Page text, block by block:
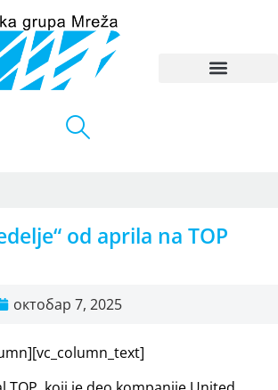
od aprila na TOP
октобар 7, 2025